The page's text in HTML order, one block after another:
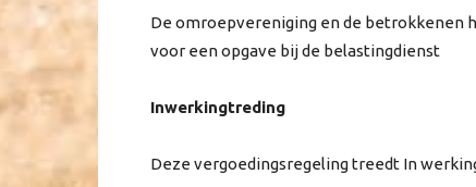
De omroepvereniging en de betrokkenen
voor een opgave bij de belastingdienst
Inwerkingtreding
Deze vergoedingsregeling treedt In